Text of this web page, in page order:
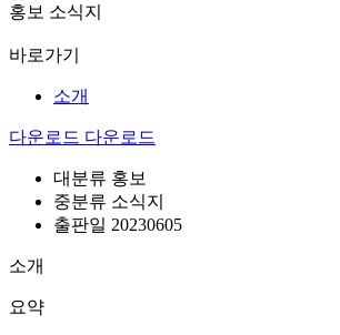
홍보 소식지
바로가기
소개
다운로드 다운로드
대분류 홍보
중분류 소식지
출판일 20230605
소개
요약